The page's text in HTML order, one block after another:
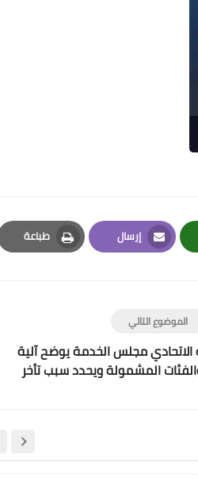
إرسال
Email
طباعة
Print
الموضوع التالي
مجلس الخدمة يوضح آلية
المشمولة ويحدد سبب تأخر 18 أغسطس 2020